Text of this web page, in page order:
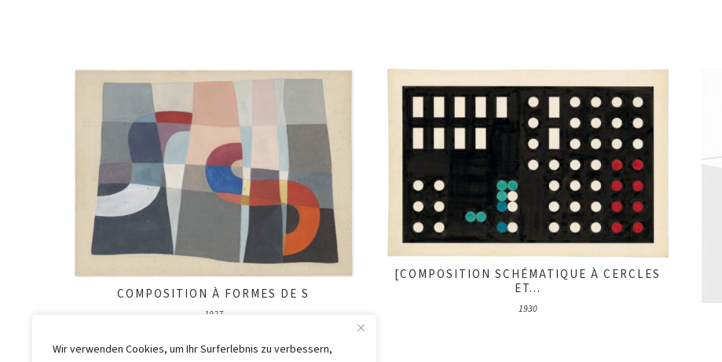
Wir verwenden Cookies, um Ihr Surferlebnis zu verbessern,
COMPOSITION À FORMES DE S
1927
[COMPOSITION SCHÉMATIQUE À CERCLES
ET...
1930